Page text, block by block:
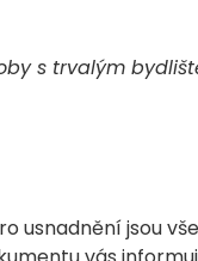
s trvalým
usnadnění jsou